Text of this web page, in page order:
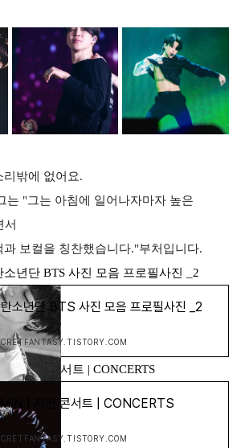
리밖에 없어요.
는 "그는 아침에 일어나자마자 높은
서
과 보컬을 칭찬했습니다."부처입니다.
년단 BTS 사진 모음 프로필사진 _2
소년단 BTS 사진 모음 프로필사진 _2
| 지민 콘서트 | CONCERTS
| 지민 콘서트 | CONCERTS